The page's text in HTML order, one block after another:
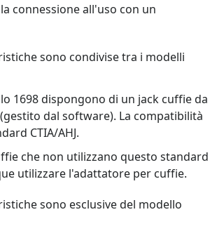
connessione all'uso con un
sono condivise tra i modelli
1698 dispongono di un jack cuffie da
dal software). La compatibilità
CTIA/AHJ.
che non utilizzano questo standard
utilizzare l'adattatore per cuffie.
sono esclusive del modello